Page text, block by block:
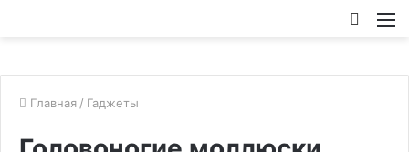
Главная / Гаджеты